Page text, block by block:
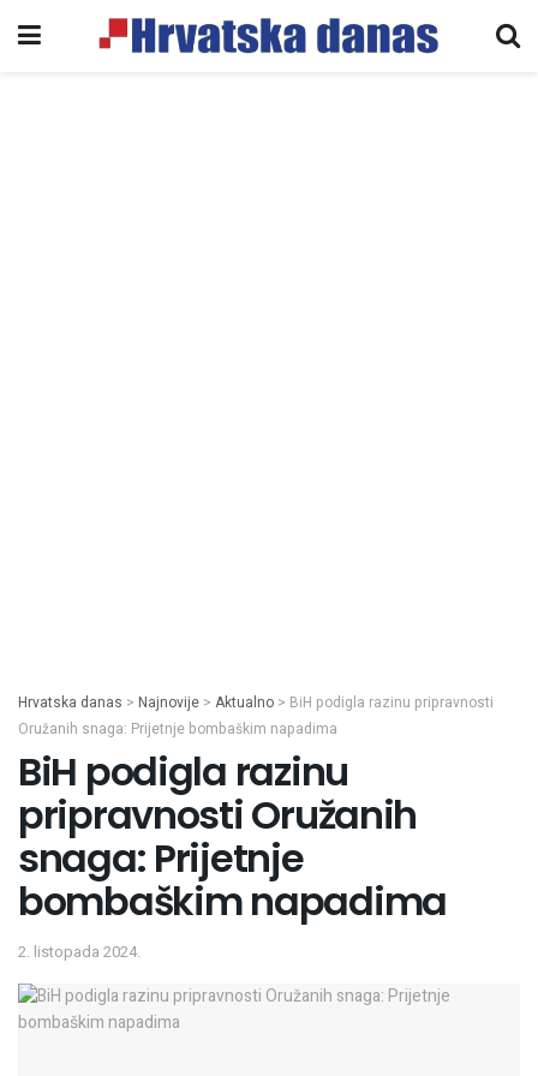
Hrvatska danas > Najnovije > Aktualno > BiH podigla razinu pripravnosti
Oružanih snaga: Prijetnje bombaškim napadima
BiH podigla razinu
pripravnosti Oružanih
snaga: Prijetnje
bombaškim napadima
2. listopada 2024.